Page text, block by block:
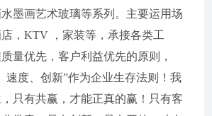
墨画艺术玻璃等系列。主要运用场
，KTV ，家装等，承接各类工
量优先，客户利益优先的原则，
速度、创新”作为企业生存法则！我
只有共赢，才能正真的赢！只有客